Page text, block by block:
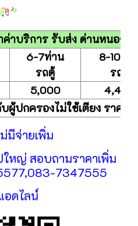
ค่าบริการ รับส่ง ด่านหนองค
6-7ท่าน
รถตู้
8-10ท่า
รถตู้
5,000 4,400
ผู้ปกครองไม่ใช้เตียง ราคา
มีจ่ายเพิ่ม
หญ่ สอบถามราคาเพิ่ม
7347555
อดไลน์